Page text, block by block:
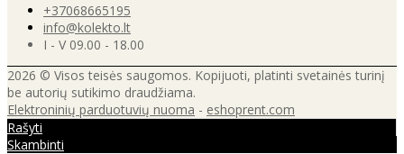
+37068665195
info@kolekto.lt
I - V 09.00 - 18.00
2026 © Visos teisės saugomos. Kopijuoti, platinti svetainės turinį
be autorių sutikimo draudžiama.
Elektroninių parduotuvių nuoma - eshoprent.com
Rašyti
Skambinti